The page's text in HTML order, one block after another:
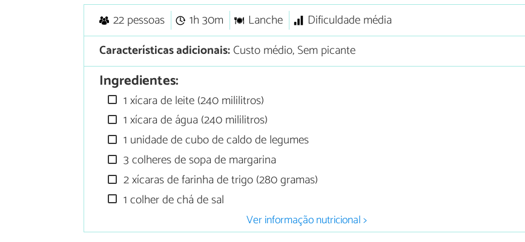
22 pessoas 1h 30m Lanche
Dificuldade média
Características adicionais:Custo médio, Sem picante
Ingredientes:
1 xícara de leite (240 mililitros)
1 xícara de água (240 mililitros)
1 unidade de cubo de caldo de legumes
3 colheres de sopa de margarina
2 xícaras de farinha de trigo (280 gramas)
1 colher de chá de sal
Ver informação nutricional >